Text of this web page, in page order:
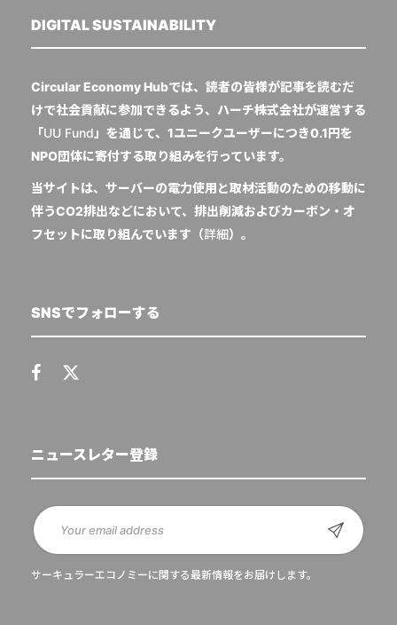
DIGITAL SUSTAINABILITY
Circular Economy Hubでは、読者の皆様が記事を読むだ
けで社会貢献に参加できるよう、ハーチ株式会社が運営する
「UU Fund 」を通じて、1ユニークユーザーにつき0.1円を
NPO団体に寄付する取り組みを行っています。
当サイトは、サーバーの電力使用と取材活動のための移動に
伴うCO2排出などにおいて、排出削減およびカーボン・オ
フセットに取り組んでいます（詳細）。
SNSでフォローする
ニュースレター登録
サーキュラーエコノミーに関する最新情報をお届けします。